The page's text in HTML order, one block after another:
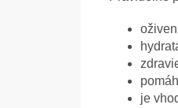
je